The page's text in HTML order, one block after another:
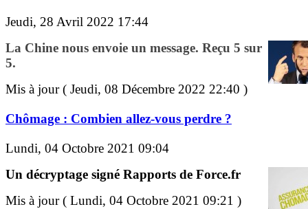
Jeudi, 28 Avril 2022 17:44
La Chine nous envoie un message. Reçu 5 sur
5.
Mis à jour ( Jeudi, 08 Décembre 2022 22:40 )
Chômage : Combien allez-vous perdre ?
Lundi, 04 Octobre 2021 09:04
Un décryptage signé Rapports de Force.fr
Mis à jour ( Lundi, 04 Octobre 2021 09:21 )